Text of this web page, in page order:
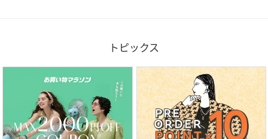
トピックス